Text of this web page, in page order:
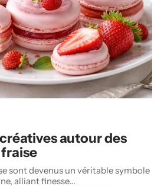
autour des
sont devenus un véritable symbole
alliant finesse…